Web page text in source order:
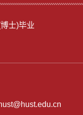
士)毕业